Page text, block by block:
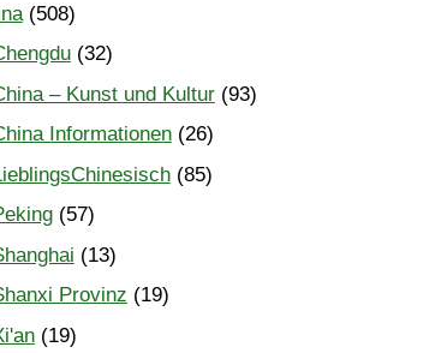
(508)
(32)
– Kunst und Kultur(93)
Informationen(26)
(85)
(57)
(13)
Provinz (19)
(19)